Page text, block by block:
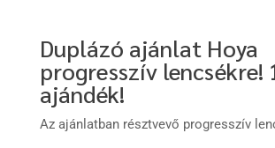
Duplázó ajánlat Hoya
progresszív lencsékre!
ajándék!
Az ajánlatban résztvevő progresszív